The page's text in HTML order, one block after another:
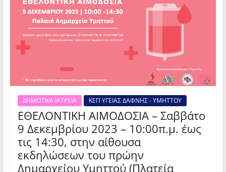
ΔΗΜΟΤΙΚΑ ΙΑΤΡΕΙΑ ΚΕΠ ΥΓΕΙΑΣ ΔΑΦΝΗΣ - ΥΜΗΤΤΟΥ
ΕΘΕΛΟΝΤΙΚΗ ΑΙΜΟΔΟΣΙΑ – Σαββάτο
9 Δεκεμβρίου 2023 – 10:00π.μ. έως
τις 14:30, στην αίθουσα
εκδηλώσεων του πρώην
Δημαρχείου Υμηττού (Πλατεία